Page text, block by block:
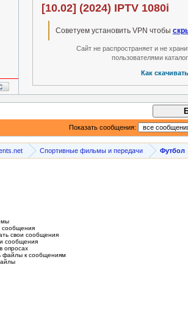
[10.02] (2024) IPTV 1080i
Советуем установить VPN чтобы
Сайт не распространяет и не
пользователями
Как
Показать сообщения:
Спортивные фильмы и передачи Футбол
сообщения
свои сообщения
сообщения
опросах
файлы к сообщениям